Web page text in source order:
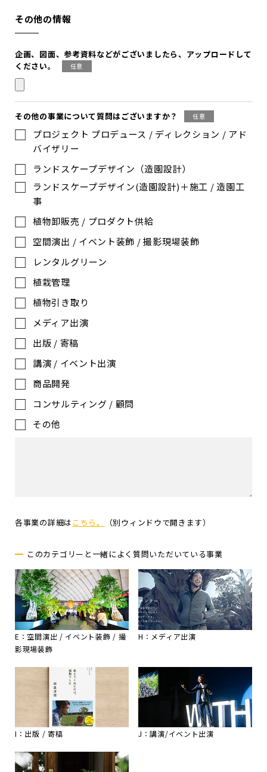
その他の情報
企画、図⾯、参考資料などがございましたら、アップロードして
ください。
任意
その他の事業について質問はございますか？ 任意
プロジェクト プロデュース / ディレクション / アド
バイザリー
ランドスケープデザイン（造園設計）
ランドスケープデザイン(造園設計)＋施工 / 造園工
事
植物卸販売 / プロダクト供給
空間演出 / イベント装飾 / 撮影現場装飾
レンタルグリーン
植栽管理
植物引き取り
メディア出演
出版 / 寄稿
講演 / イベント出演
商品開発
コンサルティング / 顧問
その他
各事業の詳細は こちら。 （別ウィンドウで開きます）
このカテゴリーと一緒によく質問いただいている事業
E：空間演出 / イベント装飾 / 撮
影現場装飾
H：メディア出演
I：出版 / 寄稿 J：講演/イベント出演